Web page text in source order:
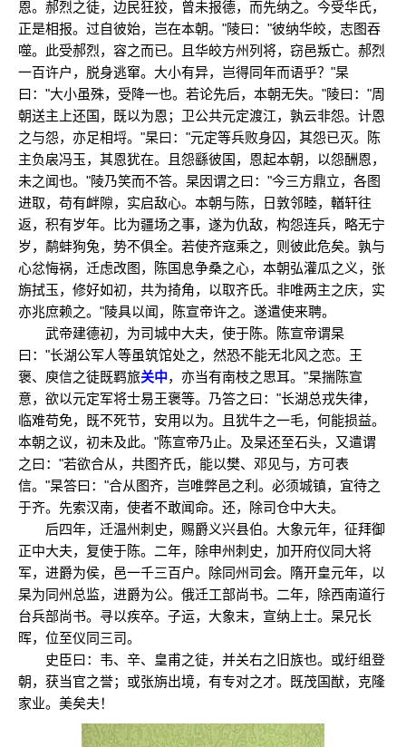
恩。郝烈之徒，边民狂狡，曾未报德，而先纳之。今受华氏，
正是相报。过自彼始，岂在本朝。"陵曰："彼纳华皎，志图吞
噬。此受郝烈，容之而已。且华皎方州列将，窃邑叛亡。郝烈
一百许户，脱身逃窜。大小有异，岂得同年而语乎？"杲
曰："大小虽殊，受降一也。若论先后，本朝无失。"陵曰："周
朝送主上还国，既以为恩；卫公共元定渡江，孰云非怨。计恩
之与怨，亦足相埒。"杲曰："元定等兵败身囚，其怨已灭。陈
主负扆冯玉，其恩犹在。且怨繇彼国，恩起本朝，以怨酬恩，
未之闻也。"陵乃笑而不答。杲因谓之曰："今三方鼎立，各图
进取，苟有衅隙，实启敌心。本朝与陈，日敦邻睦，輶轩往
返，积有岁年。比为疆场之事，遂为仇敌，构怨连兵，略无宁
岁，鹬蚌狗兔，势不俱全。若使齐寇乘之，则彼此危矣。孰与
心忿悔祸，迁虑改图，陈国息争桑之心，本朝弘灌瓜之义，张
旃拭玉，修好如初，共为掎角，以取齐氏。非唯两主之庆，实
亦兆庶赖之。"陵具以闻，陈宣帝许之。遂遣使来聘。
武帝建德初，为司城中大夫，使于陈。陈宣帝谓杲
曰："长湖公军人等虽筑馆处之，然恐不能无北风之恋。王
褒、庾信之徒既羁旅关中，亦当有南枝之思耳。"杲揣陈宣
意，欲以元定军将士易王褒等。乃答之曰："长湖总戎失律，
临难苟免，既不死节，安用以为。且犹牛之一毛，何能损益。
本朝之议，初未及此。"陈宣帝乃止。及杲还至石头，又遣谓
之曰："若欲合从，共图齐氏，能以樊、邓见与，方可表
信。"杲答曰："合从图齐，岂唯弊邑之利。必须城镇，宜待之
于齐。先索汉南，使者不敢闻命。还，除司仓中大夫。
后四年，迁温州刺史，赐爵义兴县伯。大象元年，征拜御
正中大夫，复使于陈。二年，除申州刺史，加开府仪同大将
军，进爵为侯，邑一千三百户。除同州司会。隋开皇元年，以
杲为同州总监，进爵为公。俄迁工部尚书。二年，除西南道行
台兵部尚书。寻以疾卒。子运，大象末，宣纳上士。杲兄长
晖，位至仪同三司。
史臣曰：韦、辛、皇甫之徒，并关右之旧族也。或纡组登
朝，获当官之誉；或张旃出境，有专对之才。既茂国猷，克隆
家业。美矣夫！